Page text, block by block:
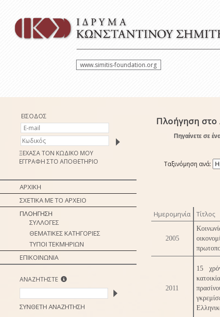
www.simitis-foundation.org
ΕΙΣΟΔΟΣ
ΞΕΧΑΣΑ ΤΟΝ ΚΩΔΙΚΟ ΜΟΥ
ΕΓΓΡΑΦΗ ΣΤΟ ΑΠΟΘΕΤΗΡΙΟ
ΑΡΧΙΚΗ
ΣΧΕΤΙΚΑ ΜΕ ΤΟ ΑΡΧΕΙΟ
ΠΛΟΗΓΗΣΗ
ΣΥΛΛΟΓΕΣ
ΘΕΜΑΤΙΚΕΣ ΚΑΤΗΓΟΡΙΕΣ
ΤΥΠΟΙ ΤΕΚΜΗΡΙΩΝ
ΕΠΙΚΟΙΝΩΝΙΑ
ΑΝΑΖΗΤΗΣΤΕ
ΣΥΝΘΕΤΗ ΑΝΑΖΗΤΗΣΗ
Πλοήγηση
Πηγαίνετε σε
Ταξινόμηση ανά:
Ημερομηνία Τίτλος
2005
2011
15